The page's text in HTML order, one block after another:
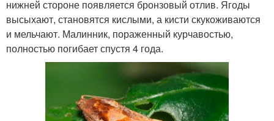
нижней стороне появляется бронзовый отлив. Ягоды
высыхают, становятся кислыми, а кисти скукоживаются
и мельчают. Малинник, пораженный курчавостью,
полностью погибает спустя 4 года.